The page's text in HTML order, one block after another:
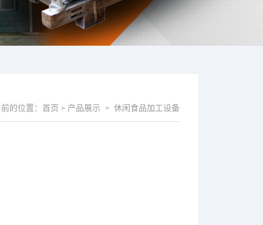
的位置： 首页 > 产品展示 > 休闲食品加工设备